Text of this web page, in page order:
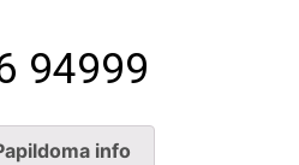
94999
info